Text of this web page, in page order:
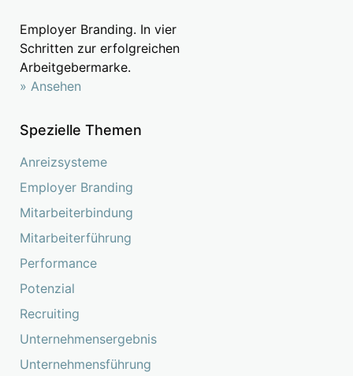
Employer Branding. In vier
Schritten zur erfolgreichen
Arbeitgebermarke.
» Ansehen
Spezielle Themen
Anreizsysteme
Employer Branding
Mitarbeiterbindung
Mitarbeiterführung
Performance
Potenzial
Recruiting
Unternehmensergebnis
Unternehmensführung